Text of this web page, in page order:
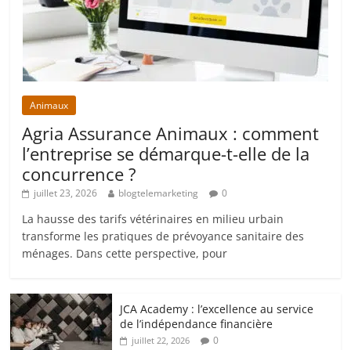
Animaux
Agria Assurance Animaux : comment
l’entreprise se démarque-t-elle de la
concurrence ?
juillet 23, 2026 blogtelemarketing 0
La hausse des tarifs vétérinaires en milieu urbain
transforme les pratiques de prévoyance sanitaire des
ménages. Dans cette perspective, pour
JCA Academy : l’excellence au service
de l’indépendance financière
juillet 22, 2026 0